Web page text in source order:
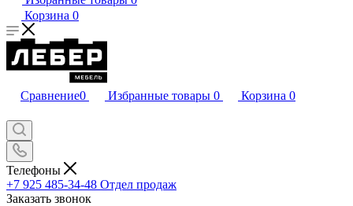
Корзина 0
Сравнение0 Избранные товары 0 Корзина 0
Телефоны
+7 925 485-34-48 Отдел продаж
Заказать звонок